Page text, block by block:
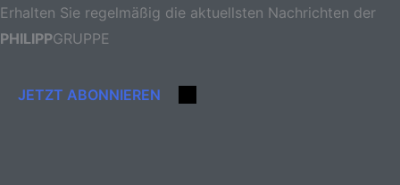
Erhalten Sie regelmäßig die aktuellsten Nachrichten der
PHILIPPGRUPPE
JETZT ABONNIEREN